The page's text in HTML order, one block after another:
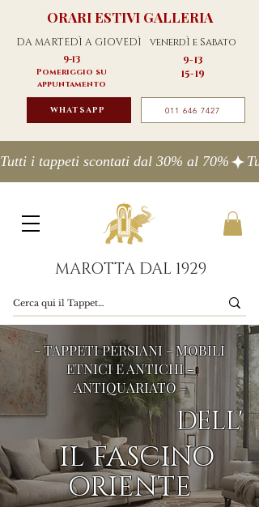
ORARI ESTIVI GALLERIA
DA MARTEDÌ A GIOVEDÌ venerdÌ e Sabato
9-13
Pomeriggio su
appuntamento
9-13
15-19
WHATSAPP 011 646 7427
Tutti i tappeti scontati dal 30% al 70%
MAROTTA DAL 1929
- TAPPETI PERSIANI - MOBILI
ETNICI E ANTICHI -
ANTIQUARIATO -
DELL'
IL FASCINO
ORIENTE